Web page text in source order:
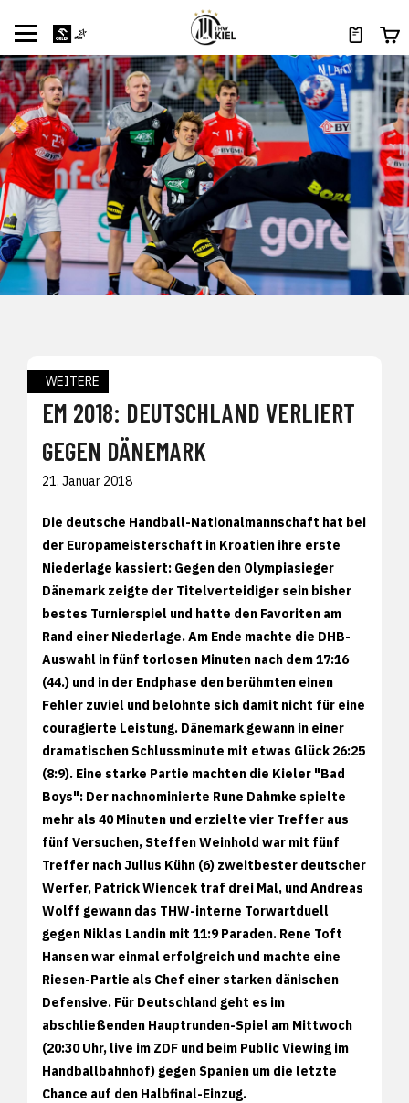
WEITERE
EM 2018: DEUTSCHLAND VERLIERT
GEGEN DÄNEMARK
21. Januar 2018
Die deutsche Handball-Nationalmannschaft hat bei
der Europameisterschaft in Kroatien ihre erste
Niederlage kassiert: Gegen den Olympiasieger
Dänemark zeigte der Titelverteidiger sein bisher
bestes Turnierspiel und hatte den Favoriten am
Rand einer Niederlage. Am Ende machte die DHB-
Auswahl in fünf torlosen Minuten nach dem 17:16
(44.) und in der Endphase den berühmten einen
Fehler zuviel und belohnte sich damit nicht für eine
couragierte Leistung. Dänemark gewann in einer
dramatischen Schlussminute mit etwas Glück 26:25
(8:9). Eine starke Partie machten die Kieler "Bad
Boys": Der nachnominierte Rune Dahmke spielte
mehr als 40 Minuten und erzielte vier Treffer aus
fünf Versuchen, Steffen Weinhold war mit fünf
Treffer nach Julius Kühn (6) zweitbester deutscher
Werfer, Patrick Wiencek traf drei Mal, und Andreas
Wolff gewann das THW-interne Torwartduell
gegen Niklas Landin mit 11:9 Paraden. Rene Toft
Hansen war einmal erfolgreich und machte eine
Riesen-Partie als Chef einer starken dänischen
Defensive. Für Deutschland geht es im
abschließenden Hauptrunden-Spiel am Mittwoch
(20:30 Uhr, live im ZDF und beim Public Viewing im
Handballbahnhof) gegen Spanien um die letzte
Chance auf den Halbfinal-Einzug.